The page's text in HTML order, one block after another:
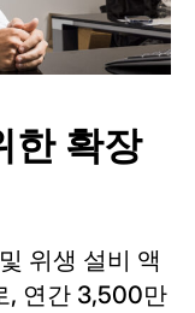
한 확장
위생 설비 액
, 연간 3,500만